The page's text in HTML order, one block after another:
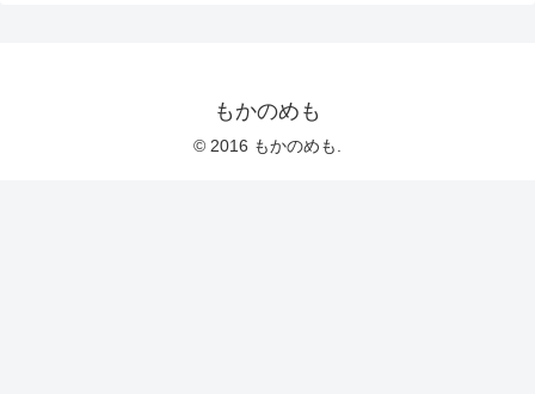
もかのめも
© 2016 もかのめも.